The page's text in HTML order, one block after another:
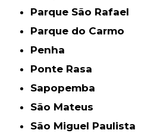
Parque São Rafael
Parque do Carmo
Penha
Ponte Rasa
Sapopemba
São Mateus
São Miguel Paulista